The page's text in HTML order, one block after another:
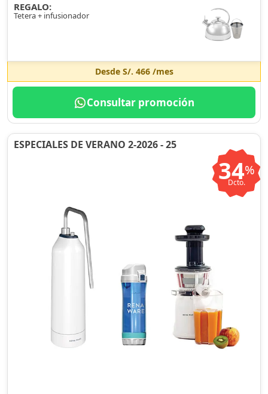
REGALO:
Tetera + infusionador
Desde S/. 466/mes
Consultar promoción
ESPECIALES DE VERANO 2-2026 - 25
34%
Dcto.